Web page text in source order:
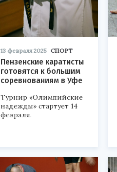
13 февраля 2025 СПОРТ
Пензенские каратисты
готовятся к большим
соревнованиям в Уфе
Турнир «Олимпийские
надежды» стартует 14
февраля.